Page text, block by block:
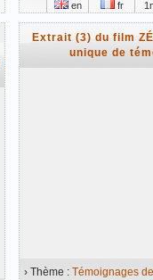
en
fr
Vidéo mise en ligne
Extrait (3) du film
unique de
› Thème : Témoignages